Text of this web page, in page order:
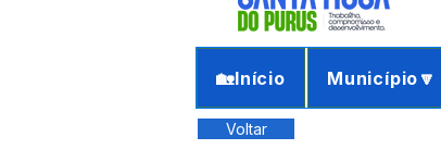
🏡Início Município🔽
Voltar